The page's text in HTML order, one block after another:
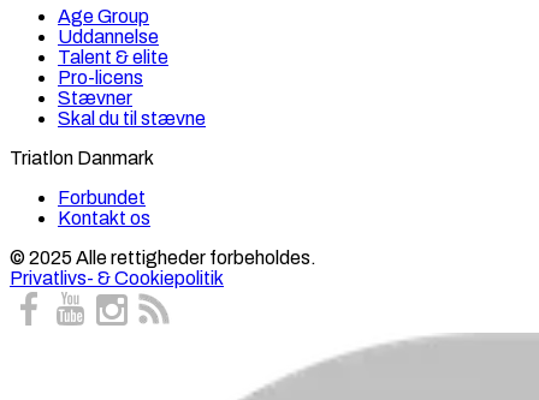
Age Group
Uddannelse
Talent & elite
Pro-licens
Stævner
Skal du til stævne
Triatlon Danmark
Forbundet
Kontakt os
© 2025 Alle rettigheder forbeholdes.
Privatlivs- & Cookiepolitik